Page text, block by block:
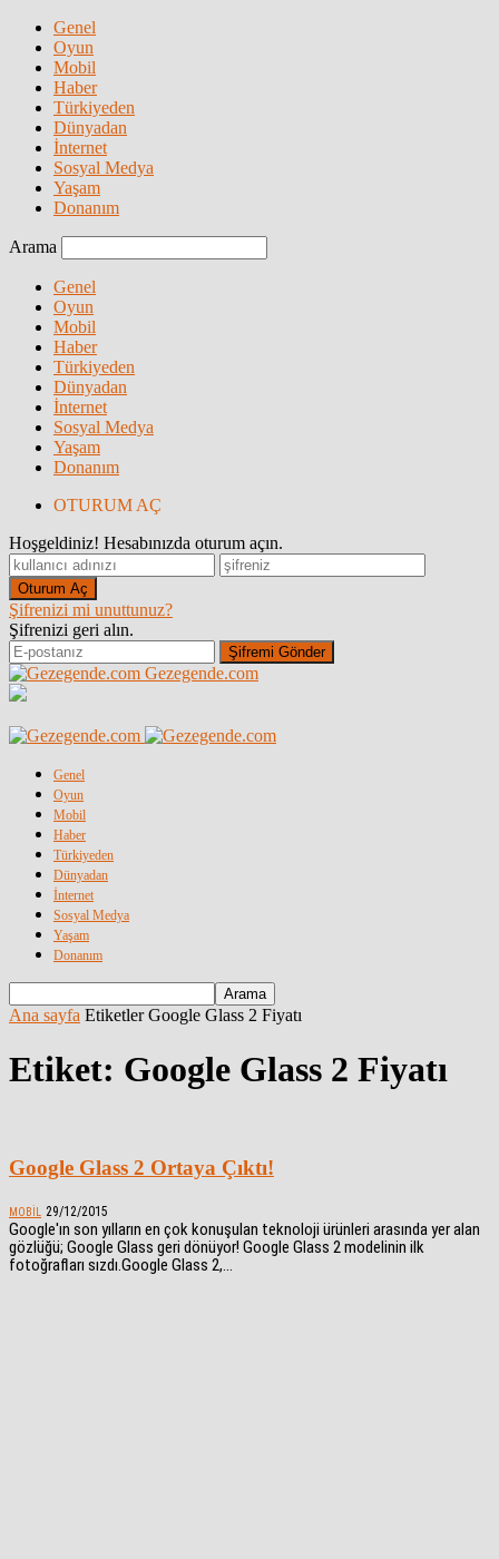
Genel
Oyun
Mobil
Haber
Türkiyeden
Dünyadan
İnternet
Sosyal Medya
Yaşam
Donanım
Arama
Genel
Oyun
Mobil
Haber
Türkiyeden
Dünyadan
İnternet
Sosyal Medya
Yaşam
Donanım
OTURUM AÇ
Hoşgeldiniz! Hesabınızda oturum açın.
Şifrenizi mi unuttunuz?
Şifrenizi geri alın.
Gezegende.com
Genel
Oyun
Mobil
Haber
Türkiyeden
Dünyadan
İnternet
Sosyal Medya
Yaşam
Donanım
Ana sayfa Etiketler Google Glass 2 Fiyatı
Etiket: Google Glass 2 Fiyatı
Google Glass 2 Ortaya Çıktı!
MOBIL 29/12/2015
Google'ın son yılların en çok konuşulan teknoloji ürünleri arasında yer alan
gözlüğü; Google Glass geri dönüyor! Google Glass 2 modelinin ilk
fotoğrafları sızdı.Google Glass 2,...